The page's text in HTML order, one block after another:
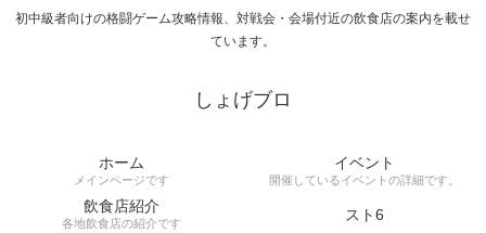
初中級者向けの格闘ゲーム攻略情報、対戦会・会場付近の飲食店の案内を載せ
ています。
しょげブロ
ホーム
メインページです
イベント
開催しているイベントの詳細です。
飲食店紹介
各地飲食店の紹介です スト6